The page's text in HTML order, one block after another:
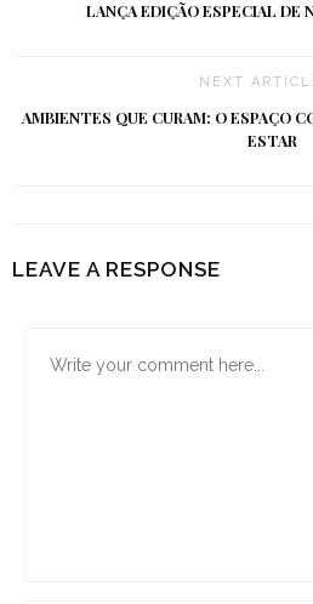
LANÇA EDIÇÃO ESPECIAL DE
NEXT
AMBIENTES QUE CURAM: O ESPAÇO
ESTAR
LEAVE A RESPONSE